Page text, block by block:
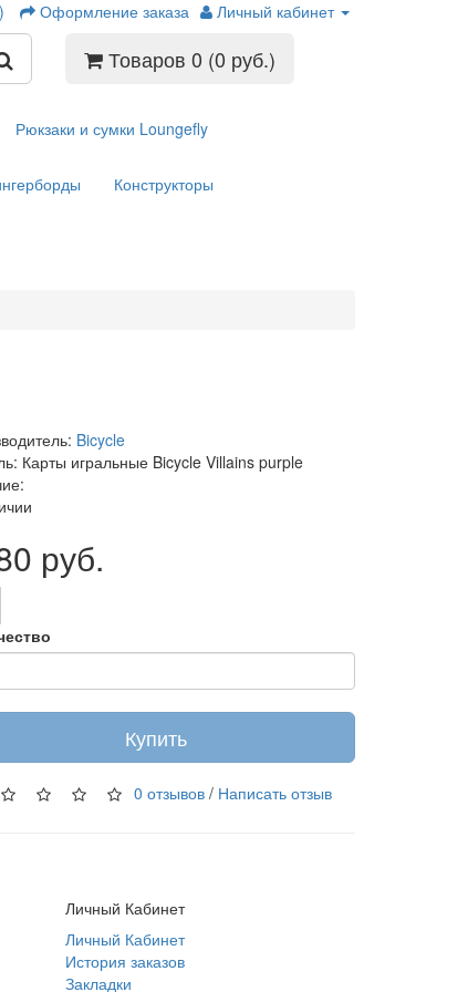
Оформление заказа Личный кабинет
Товаров 0 (0 руб.)
Рюкзаки и сумки Loungefly
Конструкторы
Bicycle
Карты игральные Bicycle Villains purple
руб.
Купить
0 отзывов / Написать отзыв
Личный Кабинет
Личный Кабинет
История заказов
Закладки